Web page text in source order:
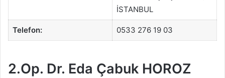
İSTANBUL
Telefon: 0533 276 19 03
2.Op. Dr. Eda Çabuk HOROZ